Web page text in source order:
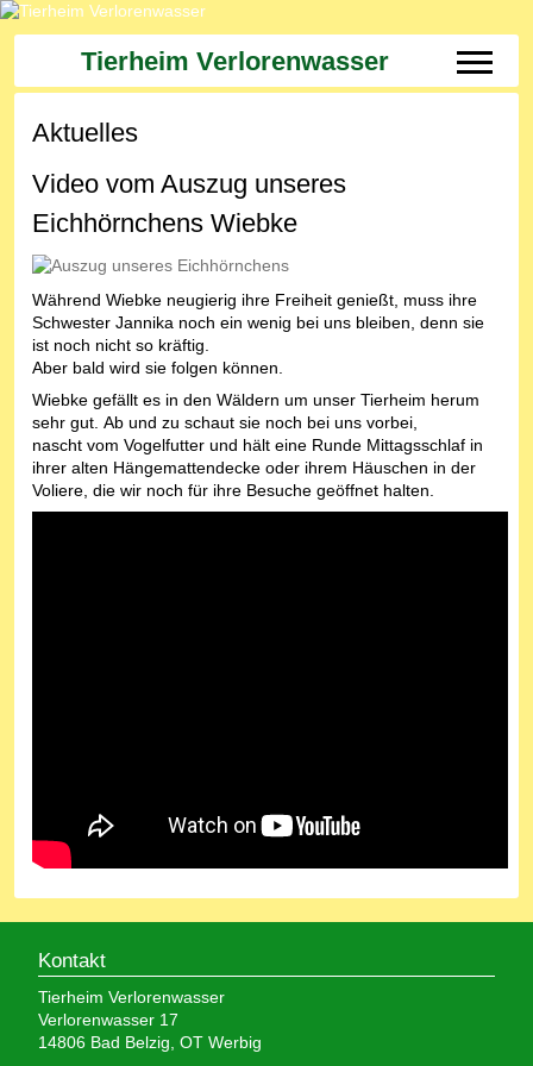
Tierheim Verlorenwasser Off-
Aktuelles
Video vom Auszug unseres
Eichhörnchens Wiebke
Während Wiebke neugierig ihre Freiheit genießt, muss ihre
Schwester Jannika noch ein wenig bei uns bleiben, denn sie
ist noch nicht so kräftig.
Aber bald wird sie folgen können.
Wiebke gefällt es in den Wäldern um unser Tierheim herum
sehr gut. Ab und zu schaut sie noch bei uns vorbei,
nascht vom Vogelfutter und hält eine Runde Mittagsschlaf in
ihrer alten Hängemattendecke oder ihrem Häuschen in der
Voliere, die wir noch für ihre Besuche geöffnet halten.
Kontakt
Tierheim Verlorenwasser
Verlorenwasser 17
14806 Bad Belzig, OT Werbig